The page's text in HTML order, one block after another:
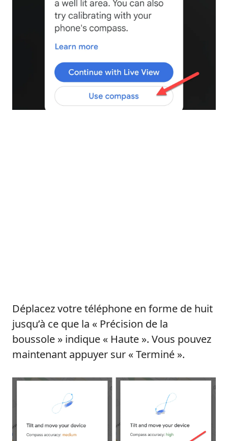
Déplacez votre téléphone en forme de huit
jusqu’à ce que la « Précision de la
boussole » indique « Haute ». Vous pouvez
maintenant appuyer sur « Terminé ».